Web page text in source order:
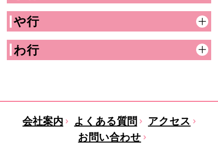
や行
わ行
会社案内 よくある質問
アクセス
お問い合わせ